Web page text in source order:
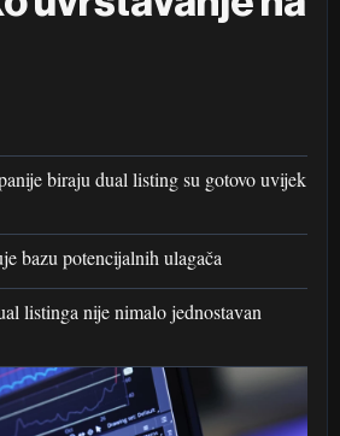
biraju dual listing su gotovo uvijek
bazu potencijalnih ulagača
listinga nije nimalo jednostavan